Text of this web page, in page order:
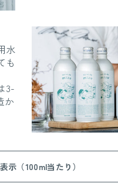
水
も
3-
か
示（100ml当たり）